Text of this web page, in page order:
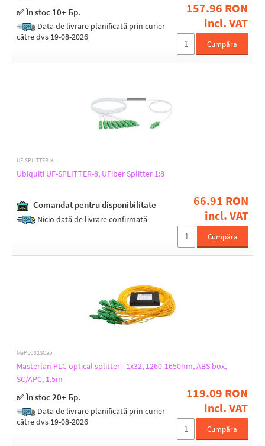
✅ În stoc 10+ Бр.
Data de livrare planificată prin curier
către dvs 19-08-2026
157.96 RON
incl. VAT
Cumpăra
UF-SPLITTER-8
Ubiquiti UF-SPLITTER-8, UFiber Splitter 1:8
Comandat pentru disponibilitate
Nicio dată de livrare confirmată
66.91 RON
incl. VAT
Cumpăra
MaPLC32SCab
Masterlan PLC optical splitter - 1x32, 1260-1650nm, ABS box,
SC/APC, 1,5m
✅ În stoc 20+ Бр.
Data de livrare planificată prin curier
către dvs 19-08-2026
119.09 RON
incl. VAT
Cumpăra